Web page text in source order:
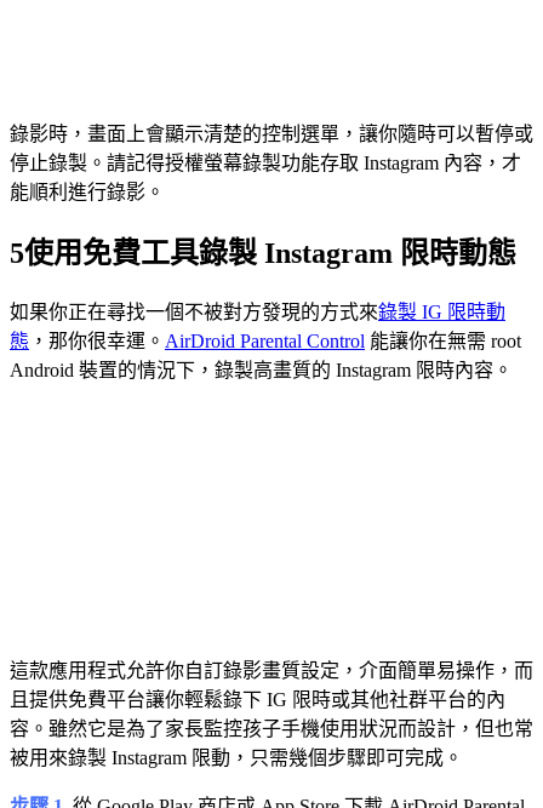
錄影時，畫面上會顯示清楚的控制選單，讓你隨時可以暫停或
停止錄製。請記得授權螢幕錄製功能存取 Instagram 內容，才
能順利進行錄影。
5使用免費工具錄製 Instagram 限時動態
如果你正在尋找一個不被對方發現的方式來錄製 IG 限時動
態 ，那你很幸運。 AirDroid Parental Control 能讓你在無需 root
Android 裝置的情況下，錄製高畫質的 Instagram 限時內容。
這款應用程式允許你自訂錄影畫質設定，介面簡單易操作，而
且提供免費平台讓你輕鬆錄下 IG 限時或其他社群平台的內
容。雖然它是為了家長監控孩子手機使用狀況而設計，但也常
被用來錄製 Instagram 限動，只需幾個步驟即可完成。